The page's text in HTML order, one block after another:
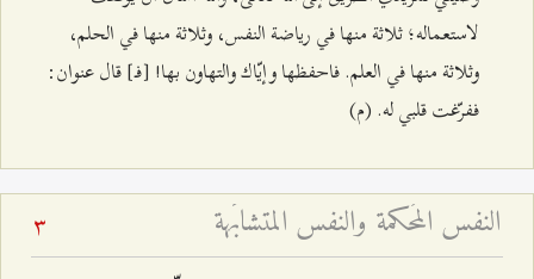
لاستعماله؛ ثلاثة منها في رياضة النفس، وثلاثة منها في الحلم،
وثلاثة منها في العلم. فاحفظها وإيّاك والتهاون بها! [فـ] قال عنوان:
ففرّغت قلبي له. (م)
النفس المُحكمة والنفس المتشابَهة 3